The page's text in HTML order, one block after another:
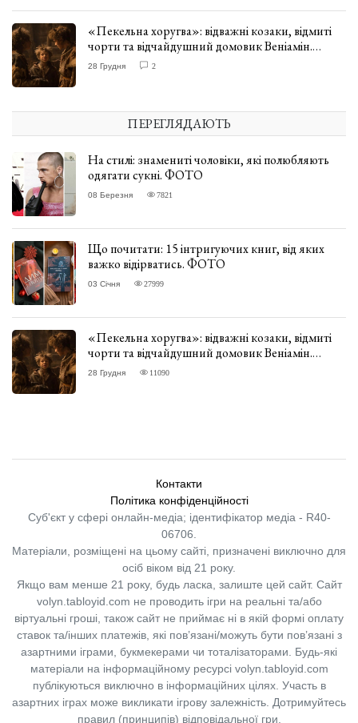
«Пекельна хоругва»: відважні козаки, відмиті
чорти та відчайдушний домовик Веніамін.
ВІДГУК
28 Грудня 2
ПЕРЕГЛЯДАЮТЬ
На стилі: знамениті чоловіки, які полюбляють
одягати сукні. ФОТО
08 Березня 7821
Що почитати: 15 інтригуючих книг, від яких
важко відірватись. ФОТО
03 Січня 27999
«Пекельна хоругва»: відважні козаки, відмиті
чорти та відчайдушний домовик Веніамін.
ВІДГУК
28 Грудня 11090
Контакти
Політика конфіденційності
Суб'єкт у сфері онлайн-медіа; ідентифікатор медіа - R40-
06706.
Матеріали, розміщені на цьому сайті, призначені виключно для
осіб віком від 21 року.
Якщо вам менше 21 року, будь ласка, залиште цей сайт. Сайт
volyn.tabloyid.com не проводить ігри на реальні та/або
віртуальні гроші, також сайт не приймає ні в якій формі оплату
ставок та/інших платежів, які пов’язані/можуть бути пов’язані з
азартними іграми, букмекерами чи тоталізаторами. Будь-які
матеріали на інформаційному ресурсі volyn.tabloyid.com
публікуються виключно в інформаційних цілях. Участь в
азартних іграх може викликати ігрову залежність. Дотримуйтесь
правил (принципів) відповідальної гри.